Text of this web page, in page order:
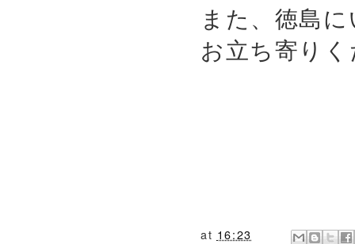
また、徳島
お立ち寄り
at 16:23